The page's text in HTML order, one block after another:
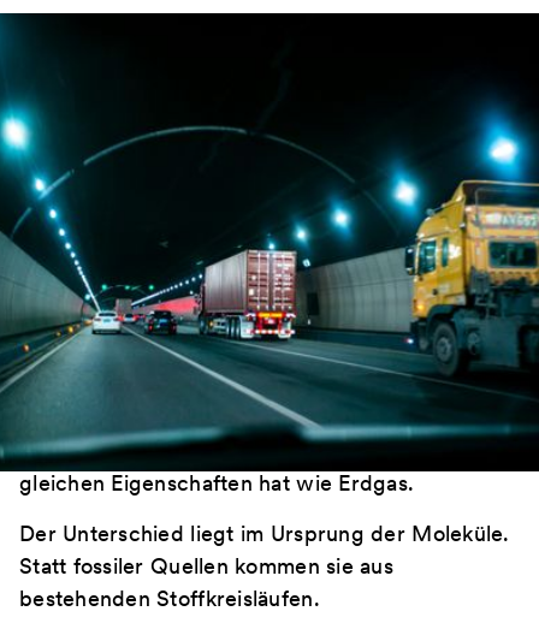
Der Diskurs rund um Dekarbonisierung im
Schwerlastverkehr dreht sich oft um eine Frage:
Welche Technologie setzt sich durch?
Batterieelektrisch. Wasserstoff. E-Fuels.Ein Teil
der Lösung ist längst im Markt. Und funktioniert.
Bio-CNG.
Was ist Bio-CNG?
Bio-CNG ist aufbereitetes Biomethan aus
organischen Reststoffen. Ausgang sind Gülle,
Bioabfälle oder industrielle Nebenströme. Nach
der Aufbereitung entsteht ein Gas, das die
gleichen Eigenschaften hat wie Erdgas.
Der Unterschied liegt im Ursprung der Moleküle.
Statt fossiler Quellen kommen sie aus
bestehenden Stoffkreisläufen.